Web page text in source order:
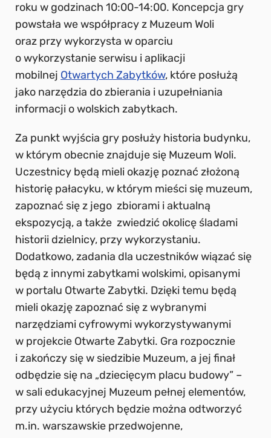
roku w godzinach 10:00-14:00. Koncepcja gry
powstała we współpracy z Muzeum Woli
oraz przy wykorzysta w oparciu
o wykorzystanie serwisu i aplikacji
mobilnej Otwartych Zabytków, które posłużą
jako narzędzia do zbierania i uzupełniania
informacji o wolskich zabytkach.
Za punkt wyjścia gry posłuży historia budynku,
w którym obecnie znajduje się Muzeum Woli.
Uczestnicy będą mieli okazję poznać złożoną
historię pałacyku, w którym mieści się muzeum,
zapoznać się z jego zbiorami i aktualną
ekspozycją, a także zwiedzić okolicę śladami
historii dzielnicy, przy wykorzystaniu.
Dodatkowo, zadania dla uczestników wiązać się
będą z innymi zabytkami wolskimi, opisanymi
w portalu Otwarte Zabytki. Dzięki temu będą
mieli okazję zapoznać się z wybranymi
narzędziami cyfrowymi wykorzystywanymi
w projekcie Otwarte Zabytki. Gra rozpocznie
i zakończy się w siedzibie Muzeum, a jej finał
odbędzie się na „dziecięcym placu budowy” –
w sali edukacyjnej Muzeum pełnej elementów,
przy użyciu których będzie można odtworzyć
m.in. warszawskie przedwojenne,